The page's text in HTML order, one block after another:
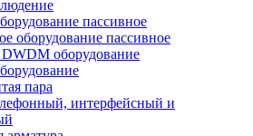
пассивное
оборудование пассивное
оборудование
пара
интерфейсный и